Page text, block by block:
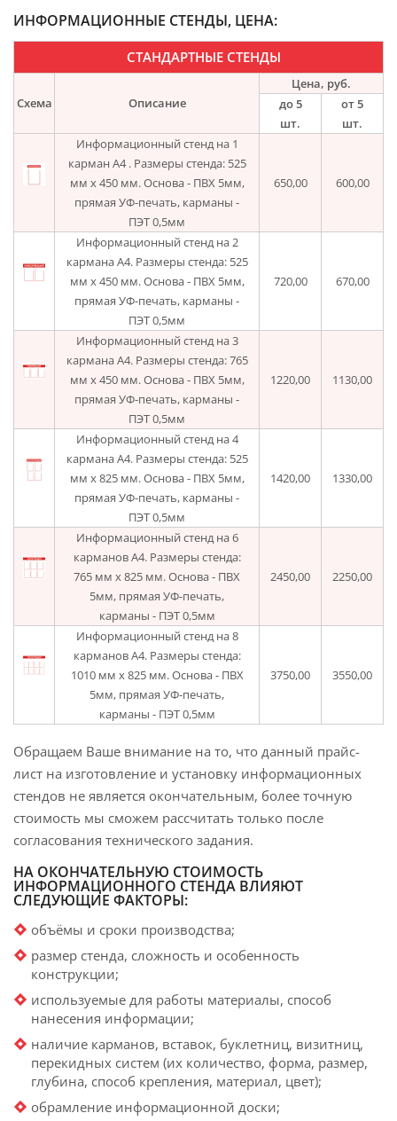
ИНФОРМАЦИОННЫЕ СТЕНДЫ, ЦЕНА:
СТАНДАРТНЫЕ СТЕНДЫ
Схема Описание
Цена, руб.
до 5
шт.
от 5
шт.
Информационный стенд на 1
карман А4 . Размеры стенда: 525
мм x 450 мм. Основа - ПВХ 5мм,
прямая УФ-печать, карманы -
ПЭТ 0,5мм
650,00 600,00
Информационный стенд на 2
кармана А4. Размеры стенда: 525
мм x 450 мм. Основа - ПВХ 5мм,
прямая УФ-печать, карманы -
ПЭТ 0,5мм
720,00 670,00
Информационный стенд на 3
кармана A4. Размеры стенда: 765
мм x 450 мм. Основа - ПВХ 5мм,
прямая УФ-печать, карманы -
ПЭТ 0,5мм
1220,00 1130,00
Информационный стенд на 4
кармана A4. Размеры стенда: 525
мм x 825 мм. Основа - ПВХ 5мм,
прямая УФ-печать, карманы -
ПЭТ 0,5мм
1420,00 1330,00
Информационный стенд на 6
карманов A4. Размеры стенда:
765 мм х 825 мм. Основа - ПВХ
5мм, прямая УФ-печать,
карманы - ПЭТ 0,5мм
2450,00 2250,00
Информационный стенд на 8
карманов A4. Размеры стенда:
1010 мм x 825 мм. Основа - ПВХ
5мм, прямая УФ-печать,
карманы - ПЭТ 0,5мм
3750,00 3550,00
Обращаем Ваше внимание на то, что данный прайс-
лист на изготовление и установку информационных
стендов не является окончательным, более точную
стоимость мы сможем рассчитать только после
согласования технического задания.
НА ОКОНЧАТЕЛЬНУЮ СТОИМОСТЬ
ИНФОРМАЦИОННОГО СТЕНДА ВЛИЯЮТ
СЛЕДУЮЩИЕ ФАКТОРЫ:
объёмы и сроки производства;
размер стенда, сложность и особенность
конструкции;
используемые для работы материалы, способ
нанесения информации;
наличие карманов, вставок, буклетниц, визитниц,
перекидных систем (их количество, форма, размер,
глубина, способ крепления, материал, цвет);
обрамление информационной доски;